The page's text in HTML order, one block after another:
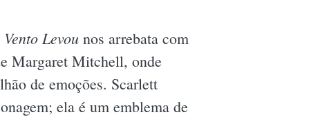
Levou nos arrebata com
Margaret Mitchell, onde
de emoções. Scarlett
ela é um emblema de